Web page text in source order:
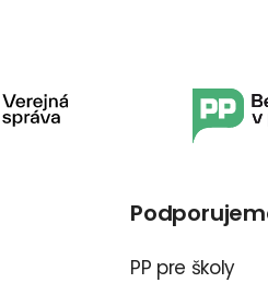
PP pre školy